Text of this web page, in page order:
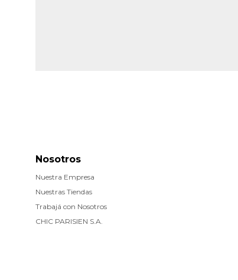
Nosotros
Nuestra Empresa
Nuestras Tiendas
Trabajá con Nosotros
CHIC PARISIEN S.A.